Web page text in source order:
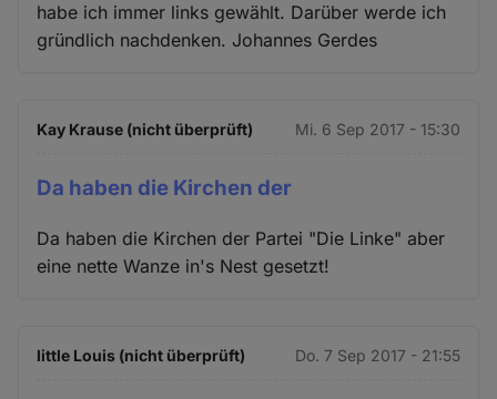
habe ich immer links gewählt. Darüber werde ich
gründlich nachdenken. Johannes Gerdes
Kay Krause (nicht überprüft) Mi. 6 Sep 2017 - 15:30
Da haben die Kirchen der
Da haben die Kirchen der Partei "Die Linke" aber
eine nette Wanze in's Nest gesetzt!
little Louis (nicht überprüft) Do. 7 Sep 2017 - 21:55